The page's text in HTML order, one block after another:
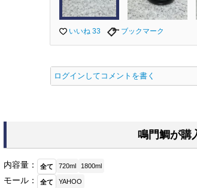
いいね 33 ブックマーク
ログインしてコメントを書く
鳴門鯛が購
内容量： 全て 720ml 1800ml
モール： 全て YAHOO